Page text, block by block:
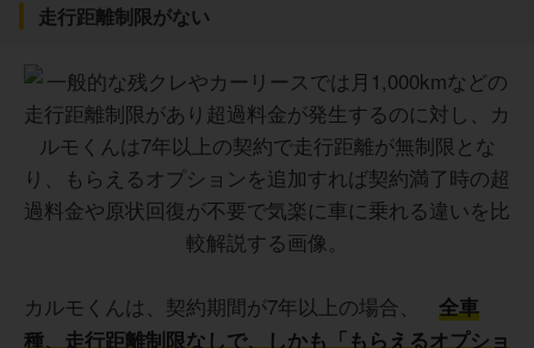
走行距離制限がない
カルモくんは、契約期間が7年以上の場合、
全車
種、走行距離制限なしで、しかも「もらえるオプショ